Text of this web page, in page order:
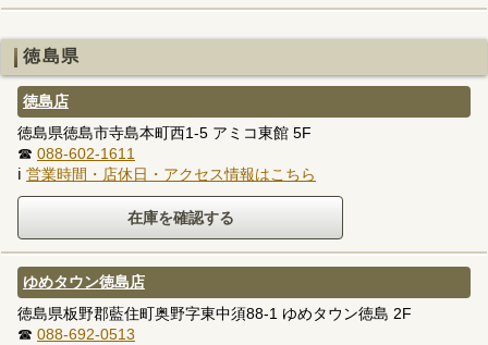
徳島県
徳島店
徳島県徳島市寺島本町西1-5 アミコ東館 5F
☎ 088-602-1611
ℹ 営業時間・店休日・アクセス情報はこちら
ゆめタウン徳島店
徳島県板野郡藍住町奥野字東中須88-1 ゆめタウン徳島 2F
☎ 088-692-0513